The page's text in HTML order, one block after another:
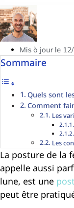
Mis à jour le
Sommaire
Quels sont
Comment
Les
Les
La posture de la
appelle aussi
lune, est une
peut être